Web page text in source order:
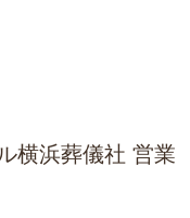
横浜葬儀社 営業